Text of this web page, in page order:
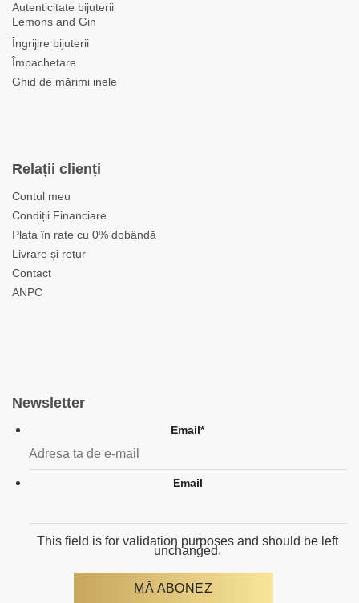
Autenticitate bijuterii
Lemons and Gin
Îngrijire bijuterii
Împachetare
Ghid de mărimi inele
Relații clienți
Contul meu
Condiții Financiare
Plata în rate cu 0% dobândă
Livrare și retur
Contact
ANPC
Newsletter
Email*
Email
This field is for validation purposes and should be left
unchanged.